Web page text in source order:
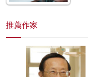
推薦作家